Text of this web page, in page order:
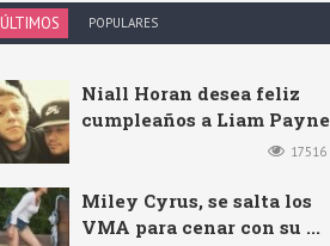
ÚLTIMOS POPULARES
Niall Horan desea feliz
cumpleaños a Liam Payne
17516
Miley Cyrus, se salta los
VMA para cenar con su ...